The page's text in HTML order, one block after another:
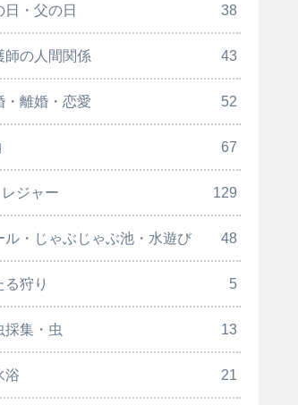
日・父の日 38
師の人間関係 43
・離婚・恋愛 52
67
ジャー 129
ル・じゃぶじゃぶ池・水遊び 48
る狩り 5
採集・虫 13
浴 21